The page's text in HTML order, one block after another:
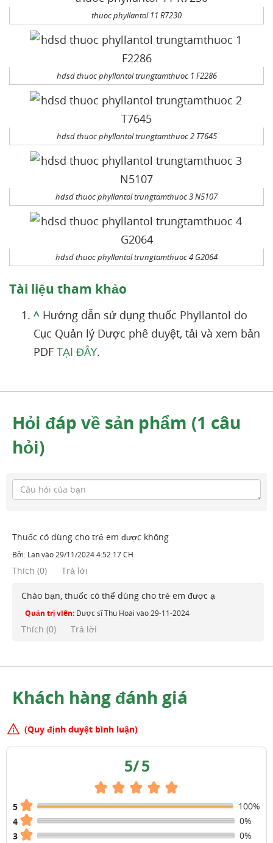
thuoc phyllantol 11 R7230
hdsd thuoc phyllantol trungtamthuoc 1 F2286
hdsd thuoc phyllantol trungtamthuoc 2 T7645
hdsd thuoc phyllantol trungtamthuoc 3 N5107
hdsd thuoc phyllantol trungtamthuoc 4 G2064
Tài liệu tham khảo
^ Hướng dẫn sử dụng thuốc Phyllantol do
Cục Quản lý Dược phê duyệt, tải và xem bản
PDF TẠI ĐÂY.
Hỏi đáp về sản phẩm (1 câu
hỏi)
Thuốc có dùng cho trẻ em được không
Bởi: Lanvào29/11/2024 4:52:17 CH
Thích (0) Trả lời
Chào bạn, thuốc có thể dùng cho trẻ em được ạ
Quản trị viên: Dược sĩ Thu Hoài vào29-11-2024
Thích (0) Trả lời
Khách hàng đánh giá
(Quy định duyệt bình luận)
5/5
5
100%
4
0%
3
0%